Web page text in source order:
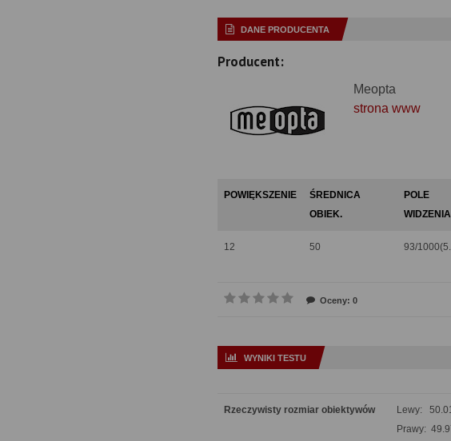
DANE PRODUCENTA
Producent:
Meopta
strona www
POWIĘKSZENIE
ŚREDNICA
OBIEK.
POLE
WIDZENIA
12 50 93/
Oceny: 0
WYNIKI TESTU
Rzeczywisty rozmiar obiektywów
Lewy:
Prawy: